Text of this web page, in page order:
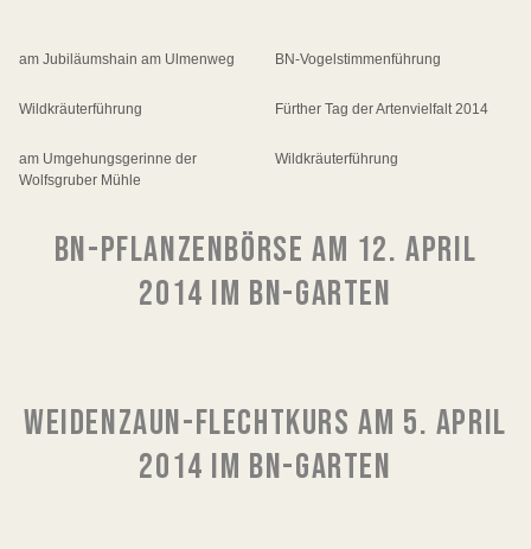
am Jubiläumshain am Ulmenweg BN-Vogelstimmenführung
Wildkräuterführung Fürther Tag der Artenvielfalt 2014
am Umgehungsgerinne der
Wolfsgruber Mühle
Wildkräuterführung
BN-PFLANZENBÖRSE AM 12. APRIL
2014 IM BN-GARTEN
WEIDENZAUN-FLECHTKURS AM 5. APRIL
2014 IM BN-GARTEN